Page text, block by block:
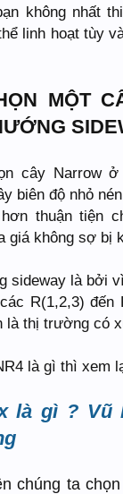
không nhất
linh hoạt tùy
MỘT
cây Narrow
biên độ nhỏ
thuận tiện
giá không sợ bị
sideway là bởi
R(1,2,3) đến
là thị trường có
là gì thì xem
là gì ? Vũ
chúng ta